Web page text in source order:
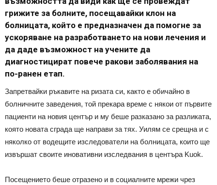
грижите за болните, посещавайки клон на
болницата, който е предназначен да помогне за
ускоряване на разработването на нови лечения и
да даде възможност на учените да
диагностицират повече ракови заболявания на
по-ранен етап.
Запретвайки ръкавите на ризата си, както е обичайно в
болничните заведения, той прекара време с някои от първите
пациенти на новия център и му беше разказано за разликата,
която новата сграда ще направи за тях. Уилям се срещна и с
няколко от водещите изследователи на болницата, които ще
извършат своите иновативни изследвания в центъра Kuok.
Посещението беше отразено и в социалните мрежи чрез